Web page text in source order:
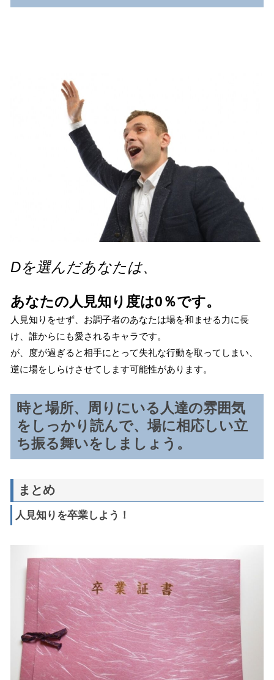
Dを選んだあなたは、
あなたの人見知り度は0％です。
人見知りをせず、お調子者のあなたは場を和ませる力に長
け、誰からにも愛されるキャラです。
が、度が過ぎると相手にとって失礼な行動を取ってしまい、
逆に場をしらけさせてします可能性があります。
時と場所、周りにいる人達の雰囲気
をしっかり読んで、場に相応しい立
ち振る舞いをしましょう。
まとめ
人見知りを卒業しよう！